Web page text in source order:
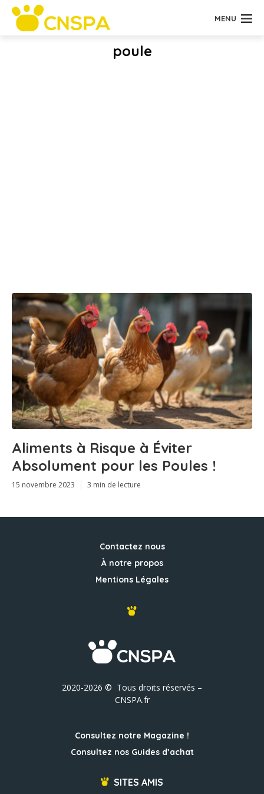
MENU
poule
Aliments à Risque à Éviter
Absolument pour les Poules !
15 novembre 2023 3 min de lecture
Contactez nous
À notre propos
Mentions Légales
2020-2026 © Tous droits réservés –
CNSPA.fr
Consultez notre Magazine !
Consultez nos Guides d’achat
SITES AMIS